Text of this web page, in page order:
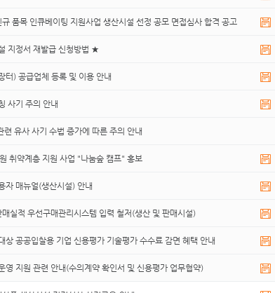
품목 인큐베이팅 지원사업 생산시설 선정 공모 면접심사 합격 공고
지정서 재발급 신청방법 ★
터) 공급업체 등록 및 이용 안내
사기 주의 안내
련 유사 사기 수법 증가에 따른 주의 안내
취약계층 지원 사업 "나눔숲 캠프" 홍보
자 매뉴얼(생산시설) 안내
실적 우선구매관리시스템 입력 철저(생산 및 판매시설)
상 공공입찰용 기업 신용평가 기술평가 수수료 감면 혜택 안내
영 지원 관련 안내(수의계약 확인서 및 신용평가 업무협약)